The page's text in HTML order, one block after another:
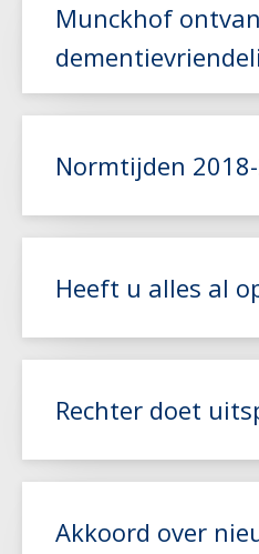
Munckhof
Normtijden
Heeft u alles al
Lees meer
Rechter doet
Akkoord over